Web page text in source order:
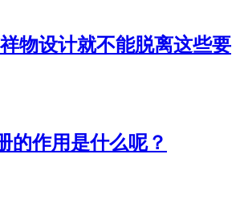
物设计就不能脱离这些要
的作用是什么呢？